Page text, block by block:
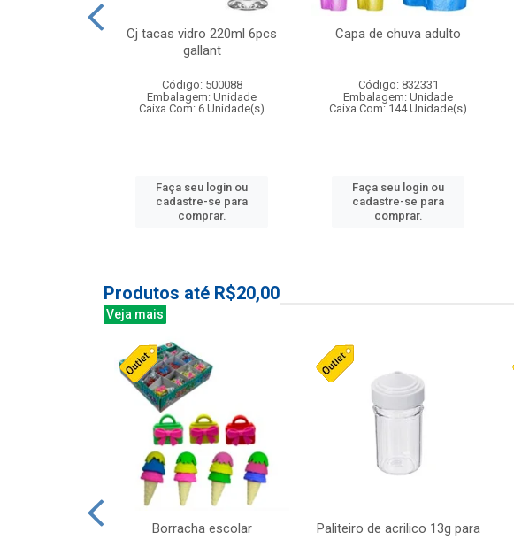
Cj tacas vidro 220ml 6pcs
gallant
Código: 500088
Embalagem: Unidade
Caixa Com: 6 Unidade(s)
Faça seu login ou
cadastre-se para
comprar.
Capa de chuva adulto
Código: 832331
Embalagem: Unidade
Caixa Com: 144 Unidade(s)
Faça seu login ou
cadastre-se para
comprar.
Produtos até R$20,00
Veja mais
Borracha escolar
Paliteiro de acrilico 13g para